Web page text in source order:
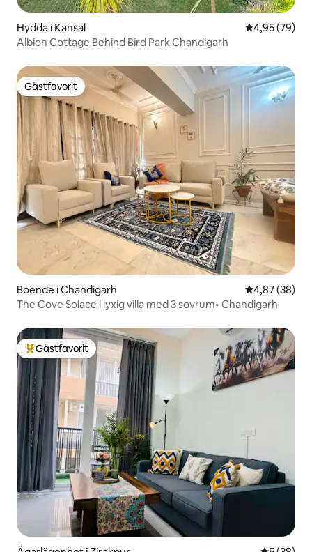
Hydda i Kansal 4,95 av 5 i
4,95 (79)
Albion Cottage Behind Bird Park Chandigarh
Gästfavorit
Gästfavorit
Boende i Chandigarh 4,87 av 5 i
4,87 (38)
The Cove Solace l lyxig villa med 3 sovrum• Chandigarh
Populär gästfavorit
Gästfavorit